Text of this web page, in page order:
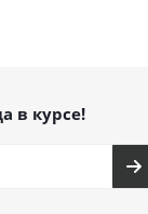
в курсе!